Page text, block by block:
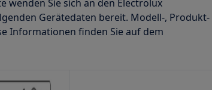
wenden Sie sich an den Electrolux
Gerätedaten bereit. Modell-, Produkt-
Informationen finden Sie auf dem